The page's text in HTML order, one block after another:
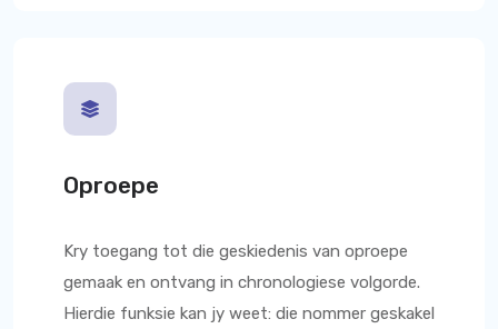
Oproepe
Kry toegang tot die geskiedenis van oproepe
gemaak en ontvang in chronologiese volgorde.
Hierdie funksie kan jy weet: die nommer geskakel